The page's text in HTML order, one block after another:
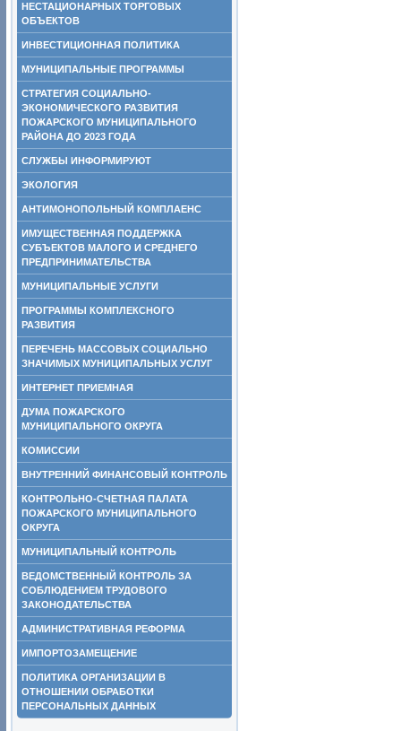
НЕСТАЦИОНАРНЫХ ТОРГОВЫХ
ОБЪЕКТОВ
ИНВЕСТИЦИОННАЯ ПОЛИТИКА
МУНИЦИПАЛЬНЫЕ ПРОГРАММЫ
СТРАТЕГИЯ СОЦИАЛЬНО-
ЭКОНОМИЧЕСКОГО РАЗВИТИЯ
ПОЖАРСКОГО МУНИЦИПАЛЬНОГО
РАЙОНА ДО 2023 ГОДА
СЛУЖБЫ ИНФОРМИРУЮТ
ЭКОЛОГИЯ
АНТИМОНОПОЛЬНЫЙ КОМПЛАЕНС
ИМУЩЕСТВЕННАЯ ПОДДЕРЖКА
СУБЪЕКТОВ МАЛОГО И СРЕДНЕГО
ПРЕДПРИНИМАТЕЛЬСТВА
МУНИЦИПАЛЬНЫЕ УСЛУГИ
ПРОГРАММЫ КОМПЛЕКСНОГО
РАЗВИТИЯ
ПЕРЕЧЕНЬ МАССОВЫХ СОЦИАЛЬНО
ЗНАЧИМЫХ МУНИЦИПАЛЬНЫХ УСЛУГ
ИНТЕРНЕТ ПРИЕМНАЯ
ДУМА ПОЖАРСКОГО
МУНИЦИПАЛЬНОГО ОКРУГА
КОМИССИИ
ВНУТРЕННИЙ ФИНАНСОВЫЙ КОНТРОЛЬ
КОНТРОЛЬНО-СЧЕТНАЯ ПАЛАТА
ПОЖАРСКОГО МУНИЦИПАЛЬНОГО
ОКРУГА
МУНИЦИПАЛЬНЫЙ КОНТРОЛЬ
ВЕДОМСТВЕННЫЙ КОНТРОЛЬ ЗА
СОБЛЮДЕНИЕМ ТРУДОВОГО
ЗАКОНОДАТЕЛЬСТВА
АДМИНИСТРАТИВНАЯ РЕФОРМА
ИМПОРТОЗАМЕЩЕНИЕ
ПОЛИТИКА ОРГАНИЗАЦИИ В
ОТНОШЕНИИ ОБРАБОТКИ
ПЕРСОНАЛЬНЫХ ДАННЫХ